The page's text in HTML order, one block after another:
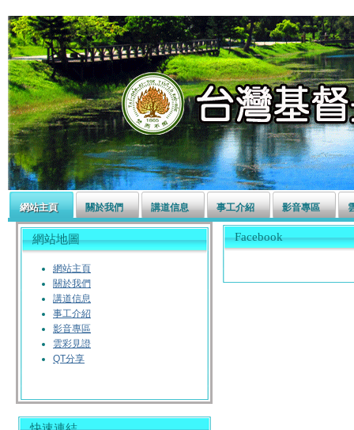
左營長老教會
網站主頁 關於我們 講道信息 事工介紹 影音專區
網站地圖
網站主頁
關於我們
講道信息
事工介紹
影音專區
雲彩見證
QT分享
Facebook